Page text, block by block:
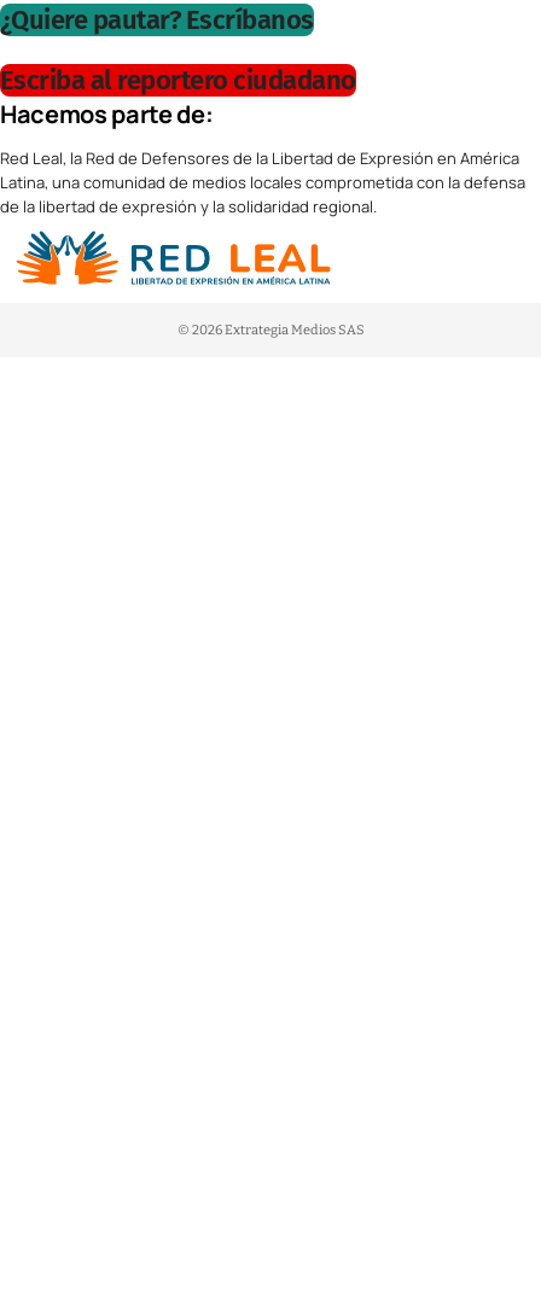
¿Quiere pautar? Escríbanos
Escriba al reportero ciudadano
Hacemos parte de:
Red Leal, la Red de Defensores de la Libertad de Expresión en América
Latina, una comunidad de medios locales comprometida con la defensa
de la libertad de expresión y la solidaridad regional.
© 2026 Extrategia Medios SAS